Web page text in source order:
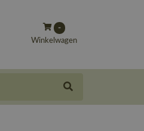
-
Winkelwagen